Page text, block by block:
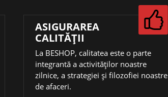
ASIGURAREA
CALITĂȚII
La BESHOP, calitatea este o parte
integrantă a activităţilor noastre
zilnice, a strategiei și filozofiei noastre
de afaceri.